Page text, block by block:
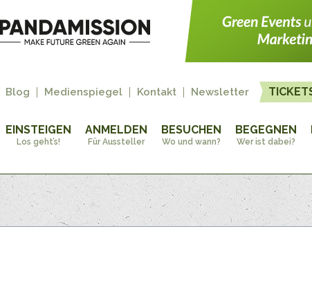
Blog Medienspiegel Kontakt Newsletter
EINSTEIGEN
Los geht’s!
ANMELDEN
Für Aussteller
BESUCHEN
Wo und wann?
BEGEGNEN
Wer ist dabei?